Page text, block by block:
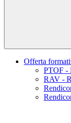
Offerta
PTOF -
RAV -